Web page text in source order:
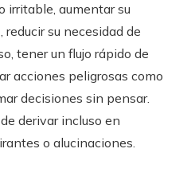
irritable, aumentar su
su necesidad de
tener un flujo rápido de
acciones peligrosas como
decisiones sin pensar.
derivar incluso en
o alucinaciones.